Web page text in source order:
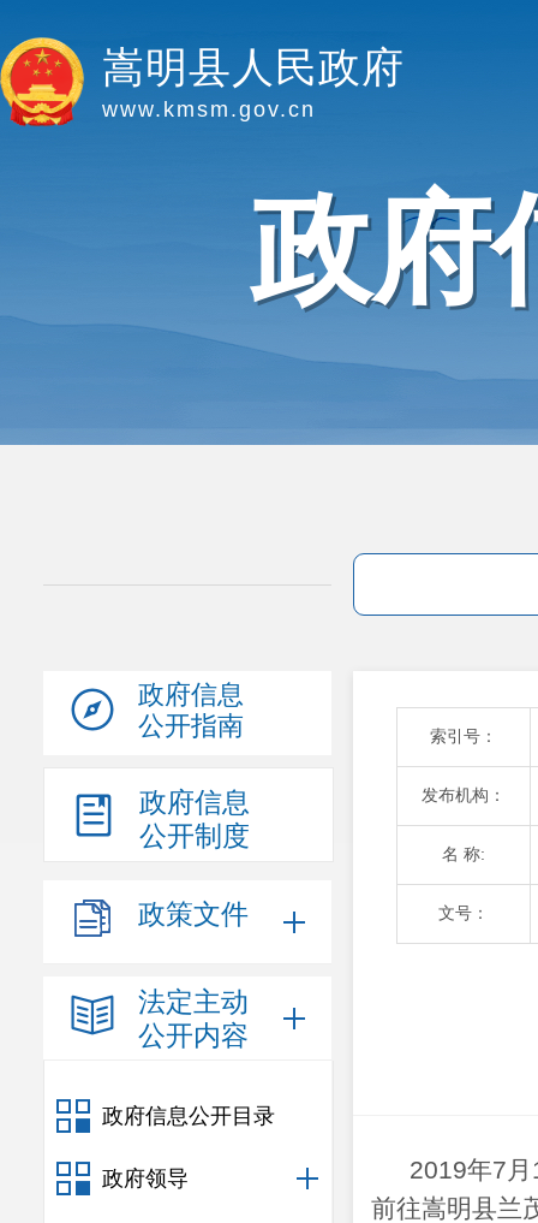
嵩明县人民政府
www.kmsm.gov.cn
政府
政府信息
公开指南
政府信息
公开制度
政策文件
法定主动
公开内容
政府信息公开目录
政府领导
索引号：
发布机构：
名 称:
文号：
2019年7
前往嵩明县兰